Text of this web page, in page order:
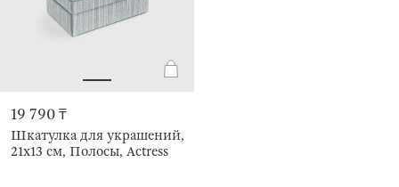
19 790 ₸
Шкатулка для украшений,
21х13 см, Полосы, Actress